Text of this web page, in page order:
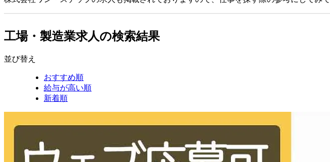
工場・製造業求人の検索結果
並び替え
おすすめ順
給与が高い順
新着順